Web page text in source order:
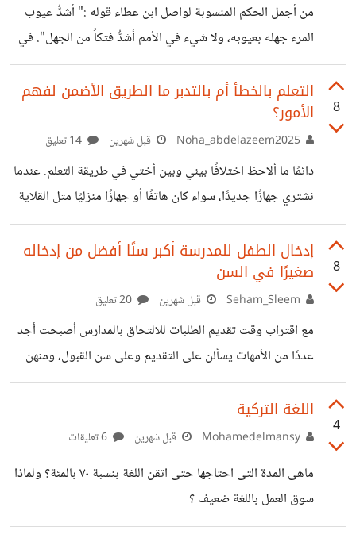
نجاحاته الساحقة ، لكن الحقيقة المُرة أن تلك الظروف المثالية لن
تأتي
من أجمل الحكم المنسوبة لواصل ابن عطاء قوله :" أشدُّ عيوب
المرء جهله بعيوبه، ولا شيء في الأمم أشدُّ فتكاً من الجهل". في
ظل الضجيج الذي أحدثته وسائل التواصل الاجتماعي، ومع
اتساع ساحات النشر وتراجع الضوابط المعرفية، برزت ظاهرة
الغثائية الثقافية، وتنامت معها دعاوى التعالم في مختلف حقول
المعرفة الإنسانية والعلمية. وأمام هذا المشهد المتشابك، يلحّ
سؤال عميق لا يخلو من المفارقة: هل يستطيع الجاهل أن يميّز
بين العالم والمتعالم؟ تكمن إحدى المعضلات المعرفية الكبرى في
8
التعلم بالخطأ أم بالتدبر ما الطريق الأضمن لفهم
الأمور؟
قبل شهرين
دائمًا ما ألاحظ اختلافًا بيني وبين أختي في طريقة التعلم. عندما
نشتري جهازًا جديدًا، سواء كان هاتفًا أو جهازًا منزليًا مثل القلاية
الهوائية، أميل أنا إلى قراءة دليل الاستخدام بدقة، وأحاول
مطابقة كل ما أقرأه مع أزرار الجهاز وخياراته، بل وأبحث على
الإنترنت عن أي وظيفة لا أفهمها جيدًا. أما أختي فتستغرب كل
هذا الجهد، وتقول إن أفضل طريقة للتعلم هي أن نستخدم الجهاز
مباشرة ونجرب بأنفسنا حتى نفهمه. غالبًا نصل إلى النتيجة نفسها
في النهاية، لكن من طريقين مختلفين
8
إدخال الطفل للمدرسة أكبر سنًا أفضل من إدخاله
صغيرًا في السن
قبل شهرين
مع اقتراب وقت تقديم الطلبات للالتحاق بالمدارس أصبحت أجد
عددًا من الأمهات يسألن على التقديم وعلى سن القبول، ومنهن
من تكن لديها ابنًا أو بنتًا صغارًا فتحسب العمر وتدخل للسؤال هل
سيتم قبولهم أم لا؟ ولا أعلم لما التسرع أو الإصرار على إدخال
الطفل للمدرسة حتى ولو لم يصل للسن المناسب؟ لدرجة أن بعض
الأصغر سنًا! هذا بصراحة لا أجده صائبًا، فإدخال الطفل أصغر سنًا
من السن المفترض دخول المدرسة فيه
4
اللغة التركية
قبل شهرين
ماهى المدة التى احتاجها حتى اتقن اللغة بنسبة ٧٠ بالمئة؟ ولماذا
سوق العمل باللغة ضعيف ؟